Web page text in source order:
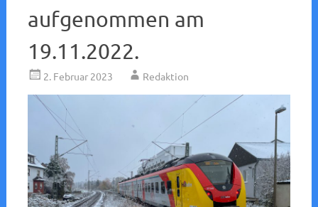
aufgenommen am
19.11.2022.
2. Februar 2023 Redaktion